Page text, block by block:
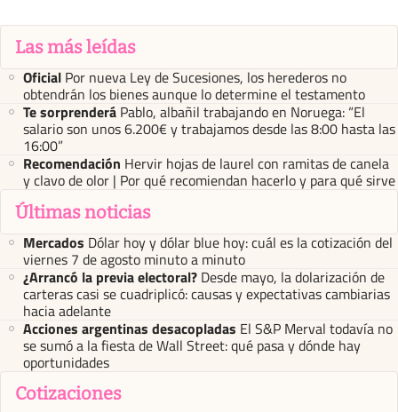
Las más leídas
Oficial Por nueva Ley de Sucesiones, los herederos no
obtendrán los bienes aunque lo determine el testamento
Te sorprenderá Pablo, albañil trabajando en Noruega: “El
salario son unos 6.200€ y trabajamos desde las 8:00 hasta las
16:00”
Recomendación Hervir hojas de laurel con ramitas de canela
y clavo de olor | Por qué recomiendan hacerlo y para qué sirve
Últimas noticias
Mercados Dólar hoy y dólar blue hoy: cuál es la cotización del
viernes 7 de agosto minuto a minuto
¿Arrancó la previa electoral? Desde mayo, la dolarización de
carteras casi se cuadriplicó: causas y expectativas cambiarias
hacia adelante
Acciones argentinas desacopladas El S&P Merval todavía no
se sumó a la fiesta de Wall Street: qué pasa y dónde hay
oportunidades
Cotizaciones